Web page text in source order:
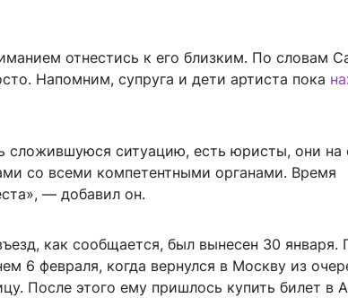
отнестись к его близким. По словам
Напомним, супруга и дети артиста пока
сложившуюся ситуацию, есть юристы, они на
со всеми компетентными органами. Время
— добавил он.
как сообщается, был вынесен 30 января.
6 февраля, когда вернулся в Москву из
После этого ему пришлось купить билет в